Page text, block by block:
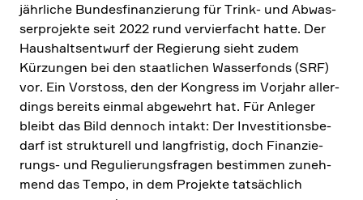
jährliche Bundes­fi­nan­zie­rung für Trink- und Abwas­
ser­pro­jekte seit 2022 rund vervier­facht hatte. Der
Haushalts­ent­wurf der Regie­rung sieht zudem
Kürzungen bei den staat­li­chen Wasser­fonds (SRF)
vor. Ein Vorstoss, den der Kongress im Vorjahr aller­
dings bereits einmal abgewehrt hat. Für Anleger
bleibt das Bild dennoch intakt: Der Investi­ti­ons­be­
darf ist struk­tu­rell und langfri­stig, doch Finan­zie­
rungs- und Regulie­rungs­fragen bestimmen zuneh­
mend das Tempo, in dem Projekte tatsäch­lich